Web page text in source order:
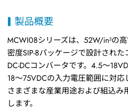
製品概要
MCWI08シリーズは、52W/in³の
密度SIP-8パッケージで設計され
DC-DCコンバータです。4.5～
18～75VDCの入力電圧範囲に対応
さまざまな産業用途および組込み
します。